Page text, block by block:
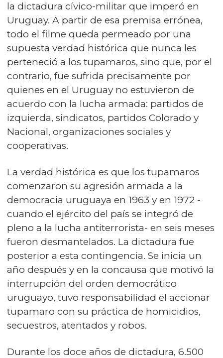
la dictadura cívico-militar que imperó en
Uruguay. A partir de esa premisa errónea,
todo el filme queda permeado por una
supuesta verdad histórica que nunca les
perteneció a los tupamaros, sino que, por el
contrario, fue sufrida precisamente por
quienes en el Uruguay no estuvieron de
acuerdo con la lucha armada: partidos de
izquierda, sindicatos, partidos Colorado y
Nacional, organizaciones sociales y
cooperativas.
La verdad histórica es que los tupamaros
comenzaron su agresión armada a la
democracia uruguaya en 1963 y en 1972 -
cuando el ejército del país se integró de
pleno a la lucha antiterrorista- en seis meses
fueron desmantelados. La dictadura fue
posterior a esta contingencia. Se inicia un
año después y en la concausa que motivó la
interrupción del orden democrático
uruguayo, tuvo responsabilidad el accionar
tupamaro con su práctica de homicidios,
secuestros, atentados y robos.
Durante los doce años de dictadura, 6.500